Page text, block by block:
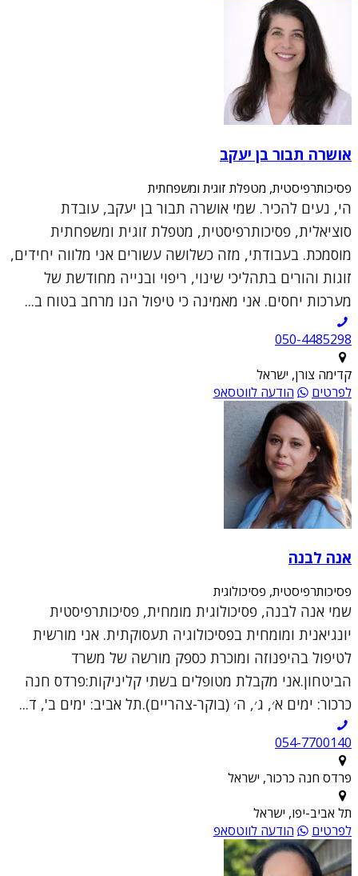
אושרה תבור בן יעקב
פסיכותרפיסטית, מטפלת זוגית ומשפחתית
הי, נעים להכיר. שמי אושרה תבור בן יעקב, עובדת
סוציאלית, פסיכותרפיסטית, מטפלת זוגית ומשפחתית
מוסמכת. בעבודתי, מזה כשלושה עשורים אני מלווה יחידים,
זוגות והורים בתהליכי שינוי, ריפוי ובנייה מחודשת של
מערכות יחסים. אני מאמינה כי טיפול הנו מרחב בטוח ב...
050-4485298
קדימה צורן, ישראל
לפרטים
הודעה לווטסאפ
אנה לבנה
פסיכותרפיסטית, פסיכולוגית
שמי אנה לבנה, פסיכולוגית מומחית, פסיכותרפיסטית
יונגיאנית ומומחית בפסיכולוגיה תעסוקתית. אני מורשית
לטיפול בהיפנוזה ומוכרת כספק מורשה של משרד
הביטחון.אני מקבלת מטופלים בשתי קליניקות:פרדס חנה
כרכור: ימים א׳, ג׳, ה׳ (בוקר-צהריים).תל אביב: ימים ב', ד...
054-7700140
פרדס חנה כרכור, ישראל
תל אביב-יפו, ישראל
לפרטים
הודעה לווטסאפ